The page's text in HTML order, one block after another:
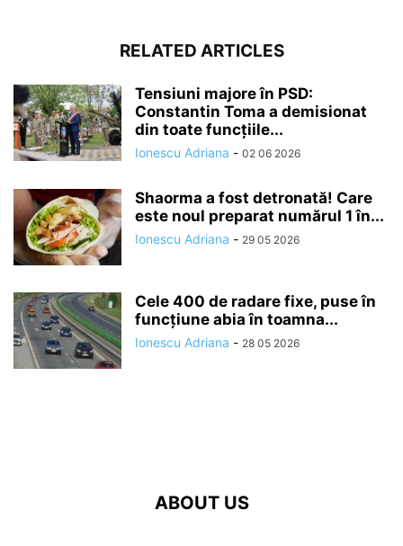
RELATED ARTICLES
Tensiuni majore în PSD:
Constantin Toma a demisionat
din toate funcțiile...
Ionescu Adriana - 02 06 2026
Shaorma a fost detronată! Care
este noul preparat numărul 1 în...
Ionescu Adriana - 29 05 2026
Cele 400 de radare fixe, puse în
funcțiune abia în toamna...
Ionescu Adriana - 28 05 2026
ABOUT US